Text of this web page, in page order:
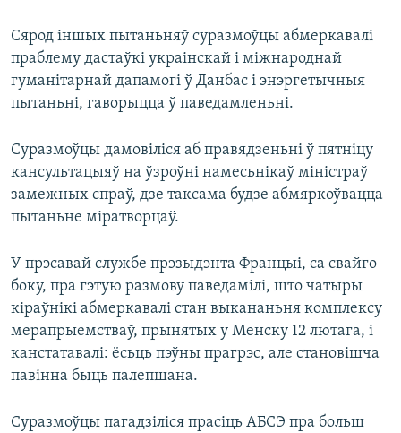
Сярод іншых пытаньняў суразмоўцы абмеркавалі
праблему дастаўкі украінскай і міжнароднай
гуманітарнай дапамогі ў Данбас і энэргетычныя
пытаньні, гаворыцца ў паведамленьні.
Суразмоўцы дамовіліся аб правядзеньні ў пятніцу
кансультацыяў на ўзроўні намесьнікаў міністраў
замежных спраў, дзе таксама будзе абмяркоўвацца
пытаньне міратворцаў.
У прэсавай службе прэзыдэнта Францыі, са свайго
боку, пра гэтую размову паведамілі, што чатыры
кіраўнікі абмеркавалі стан выкананьня комплексу
мерапрыемстваў, прынятых у Менску 12 лютага, і
канстатавалі: ёсьць пэўны прагрэс, але становішча
павінна быць палепшана.
Суразмоўцы пагадзіліся прасіць АБСЭ пра больш